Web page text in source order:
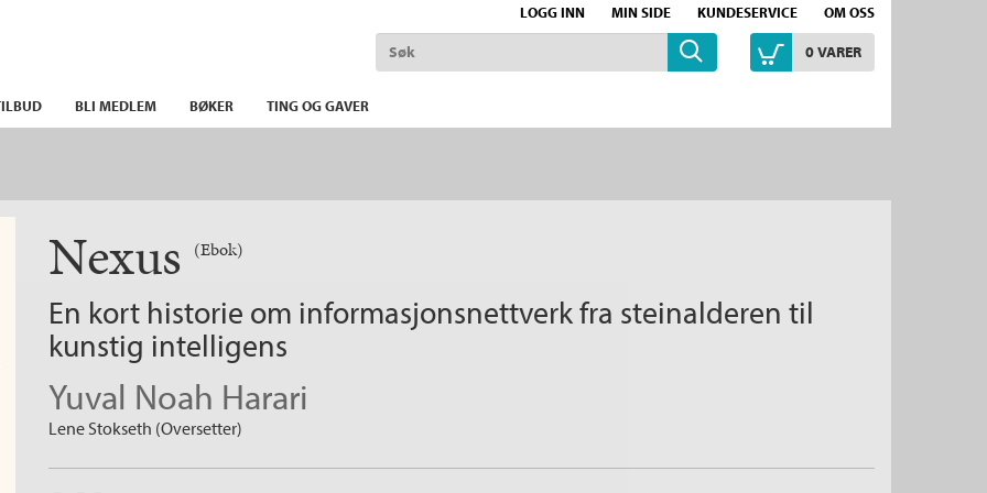
LOGG INN MIN SIDE KUNDESERVICE OM OSS
0VARER
BLI MEDLEM BØKER TING OG GAVER
Nexus (Ebok)
En kort historie om informasjonsnettverk fra steinalderen til
kunstig intelligens
Yuval Noah Harari
Lene Stokseth (Oversetter)